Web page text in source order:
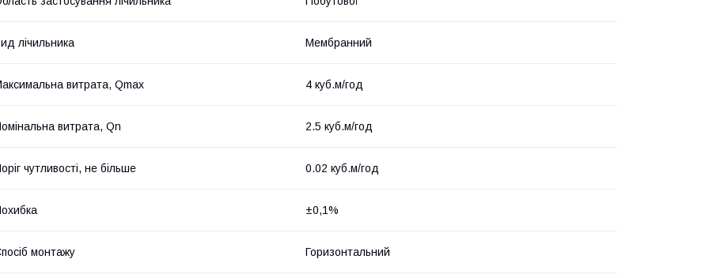
лічильника Мембранний
витрата, Qmax 4 куб.м/год
витрата, Qn 2.5 куб.м/год
чутливості, не більше 0.02 куб.м/год
±0,1%
монтажу Горизонтальний